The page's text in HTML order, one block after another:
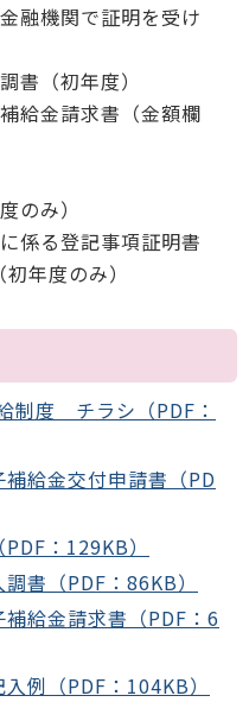
融機関で証明を受け
書（初年度）
給金請求書（金額欄
のみ）
係る登記事項証明書
年度のみ）
制度 チラシ（PDF：
給金交付申請書（PD
：129KB）
書（PDF：86KB）
給金請求書（PDF：6
例（PDF：104KB）